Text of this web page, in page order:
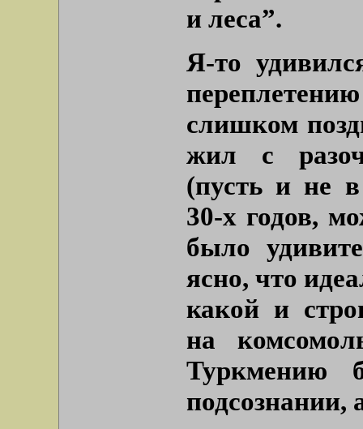
и леса”.
Я-то
слишком
жил с
(пусть и не
30-х годов,
было
ясно, что
какой и
на
Туркмению
подсознании,